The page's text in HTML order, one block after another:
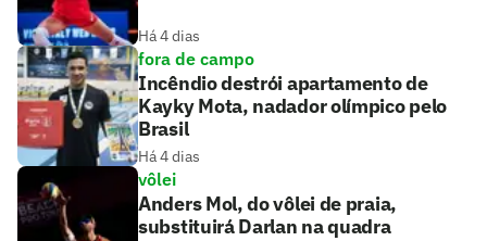
Há 4 dias
fora de campo
Incêndio destrói apartamento de
Kayky Mota, nadador olímpico pelo
Brasil
Há 4 dias
vôlei
Anders Mol, do vôlei de praia,
substituirá Darlan na quadra